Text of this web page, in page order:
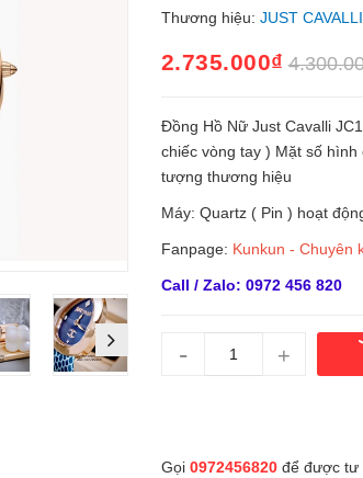
Thương hiệu: JUST CAVALLI
2.735.000₫
Đồng Hồ Nữ Just Cavalli
chiếc vòng tay ) Mặt số
tượng thương hiệu
Máy: Quartz ( Pin ) hoạt
Fanpage: Kunkun - Chuyên
Call / Zalo: 0972 456 820
- +
Gọi 0972456820để được tư